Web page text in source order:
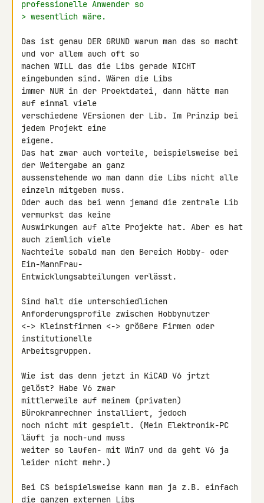
professionelle Anwender so
> wesentlich wäre.
Das ist genau DER GRUND warum man das so macht
und vor allem auch oft so
machen WILL das die Libs gerade NICHT
eingebunden sind. Wären die Libs
immer NUR in der Proektdatei, dann hätte man
auf einmal viele
verschiedene VErsionen der Lib. Im Prinzip bei
jedem Projekt eine
eigene.
Das hat zwar auch vorteile, beispielsweise bei
der Weitergabe an ganz
aussenstehende wo man dann die Libs nicht alle
einzeln mitgeben muss.
Oder auch das bei wenn jemand die zentrale Lib
vermurkst das keine
Auswirkungen auf alte Projekte hat. Aber es hat
auch ziemlich viele
Nachteile sobald man den Bereich Hobby- oder
Ein-MannFrau-
Entwicklungsabteilungen verlässt.
Sind halt die unterschiedlichen
Anforderungsprofile zwischen Hobbynutzer
<-> Kleinstfirmen <-> größere Firmen oder
institutionelle
Arbeitsgruppen.
Wie ist das denn jetzt in KiCAD V6 jrtzt
gelöst? Habe V6 zwar
mittlerweile auf meinem (privaten)
Bürokramrechner installiert, jedoch
noch nicht mit gespielt. (Mein Elektronik-PC
läuft ja noch-und muss
weiter so laufen- mit Win7 und da geht V6 ja
leider nicht mehr.)
Bei CS beispielsweise kann man ja z.B. einfach
die ganzen externen Libs